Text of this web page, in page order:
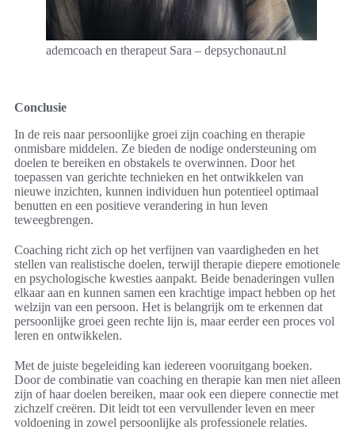
ademcoach en therapeut Sara – depsychonaut.nl
Conclusie
In de reis naar persoonlijke groei zijn coaching en therapie
onmisbare middelen. Ze bieden de nodige ondersteuning om
doelen te bereiken en obstakels te overwinnen. Door het
toepassen van gerichte technieken en het ontwikkelen van
nieuwe inzichten, kunnen individuen hun potentieel optimaal
benutten en een positieve verandering in hun leven
teweegbrengen.
Coaching richt zich op het verfijnen van vaardigheden en het
stellen van realistische doelen, terwijl therapie diepere emotionele
en psychologische kwesties aanpakt. Beide benaderingen vullen
elkaar aan en kunnen samen een krachtige impact hebben op het
welzijn van een persoon. Het is belangrijk om te erkennen dat
persoonlijke groei geen rechte lijn is, maar eerder een proces vol
leren en ontwikkelen.
Met de juiste begeleiding kan iedereen vooruitgang boeken.
Door de combinatie van coaching en therapie kan men niet alleen
zijn of haar doelen bereiken, maar ook een diepere connectie met
zichzelf creëren. Dit leidt tot een vervullender leven en meer
voldoening in zowel persoonlijke als professionele relaties.